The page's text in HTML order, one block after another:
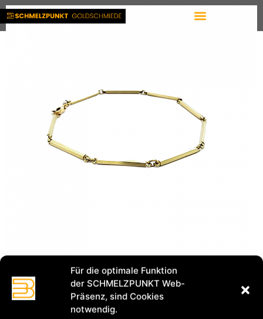
Für die optimale Funktion
der SCHMELZPUNKT Web-
Präsenz, sind Cookies
notwendig.